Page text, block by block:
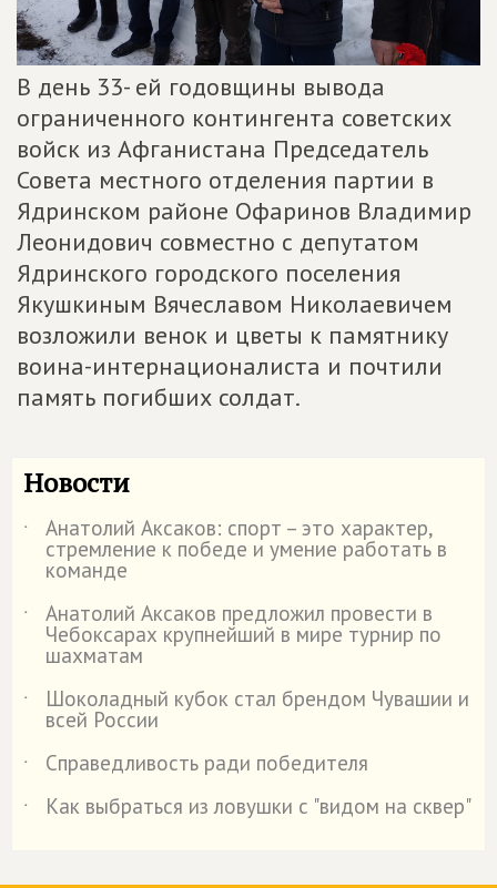
В день 33- ей годовщины вывода
ограниченного контингента советских
войск из Афганистана Председатель
Совета местного отделения партии в
Ядринском районе Офаринов Владимир
Леонидович совместно с депутатом
Ядринского городского поселения
Якушкиным Вячеславом Николаевичем
возложили венок и цветы к памятнику
воина-интернационалиста и почтили
память погибших солдат.
Новости
˙ Анатолий Аксаков: спорт – это характер,
стремление к победе и умение работать в
команде
˙
Анатолий Аксаков предложил провести в
Чебоксарах крупнейший в мире турнир по
шахматам
˙
Шоколадный кубок стал брендом Чувашии и
всей России
˙
Справедливость ради победителя
˙
Как выбраться из ловушки с "видом на сквер"